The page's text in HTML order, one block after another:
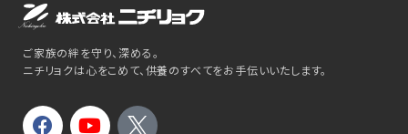
ご家族の絆を守り、深める。
ニチリョクは心をこめて、供養のすべてをお手伝いいたします。